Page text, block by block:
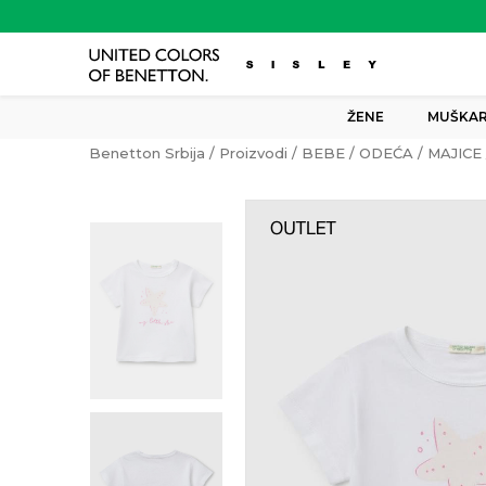
ŽENE
Benetton Srbija Proizvodi BEBE ODEĆA MAJICE